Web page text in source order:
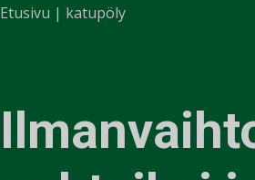
Etusivu | katupöly